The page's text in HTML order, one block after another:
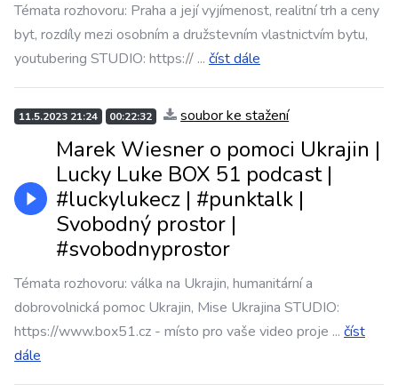
Témata rozhovoru: Praha a její vyjímenost, realitní trh a ceny
byt, rozdíly mezi osobním a družstevním vlastnictvím bytu,
youtubering STUDIO: https:// ... číst dále
11.5.2023 21:24 00:22:32 soubor ke stažení
Marek Wiesner o pomoci Ukrajin |
Lucky Luke BOX 51 podcast |
#luckylukecz | #punktalk |
Svobodný prostor |
#svobodnyprostor
Témata rozhovoru: válka na Ukrajin, humanitární a
dobrovolnická pomoc Ukrajin, Mise Ukrajina STUDIO:
https://www.box51.cz - místo pro vaše video proje ... číst
dále